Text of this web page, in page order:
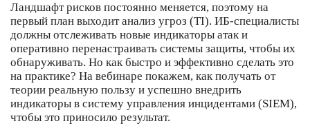
Ландшафт рисков постоянно меняется, поэтому на
первый план выходит анализ угроз (TI). ИБ-специалисты
должны отслеживать новые индикаторы атак и
оперативно перенастраивать системы защиты, чтобы их
обнаруживать. Но как быстро и эффективно сделать это
на практике? На вебинаре покажем, как получать от
теории реальную пользу и успешно внедрить
индикаторы в систему управления инцидентами (SIEM),
чтобы это приносило результат.